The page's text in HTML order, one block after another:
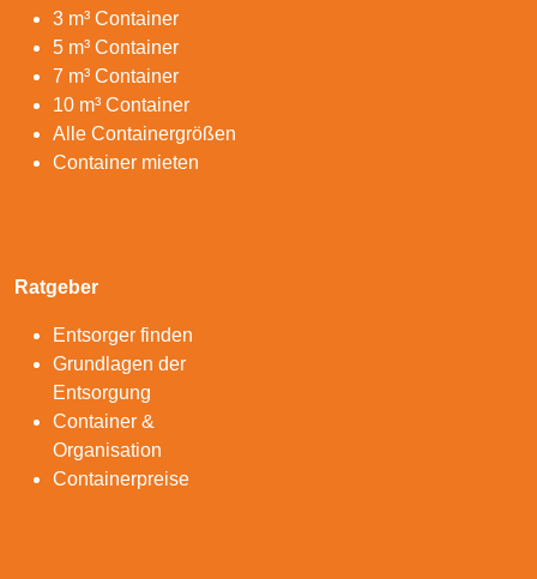
3 m³ Container
5 m³ Container
7 m³ Container
10 m³ Container
Alle Containergrößen
Container mieten
Ratgeber
Entsorger finden
Grundlagen der
Entsorgung
Container &
Organisation
Containerpreise